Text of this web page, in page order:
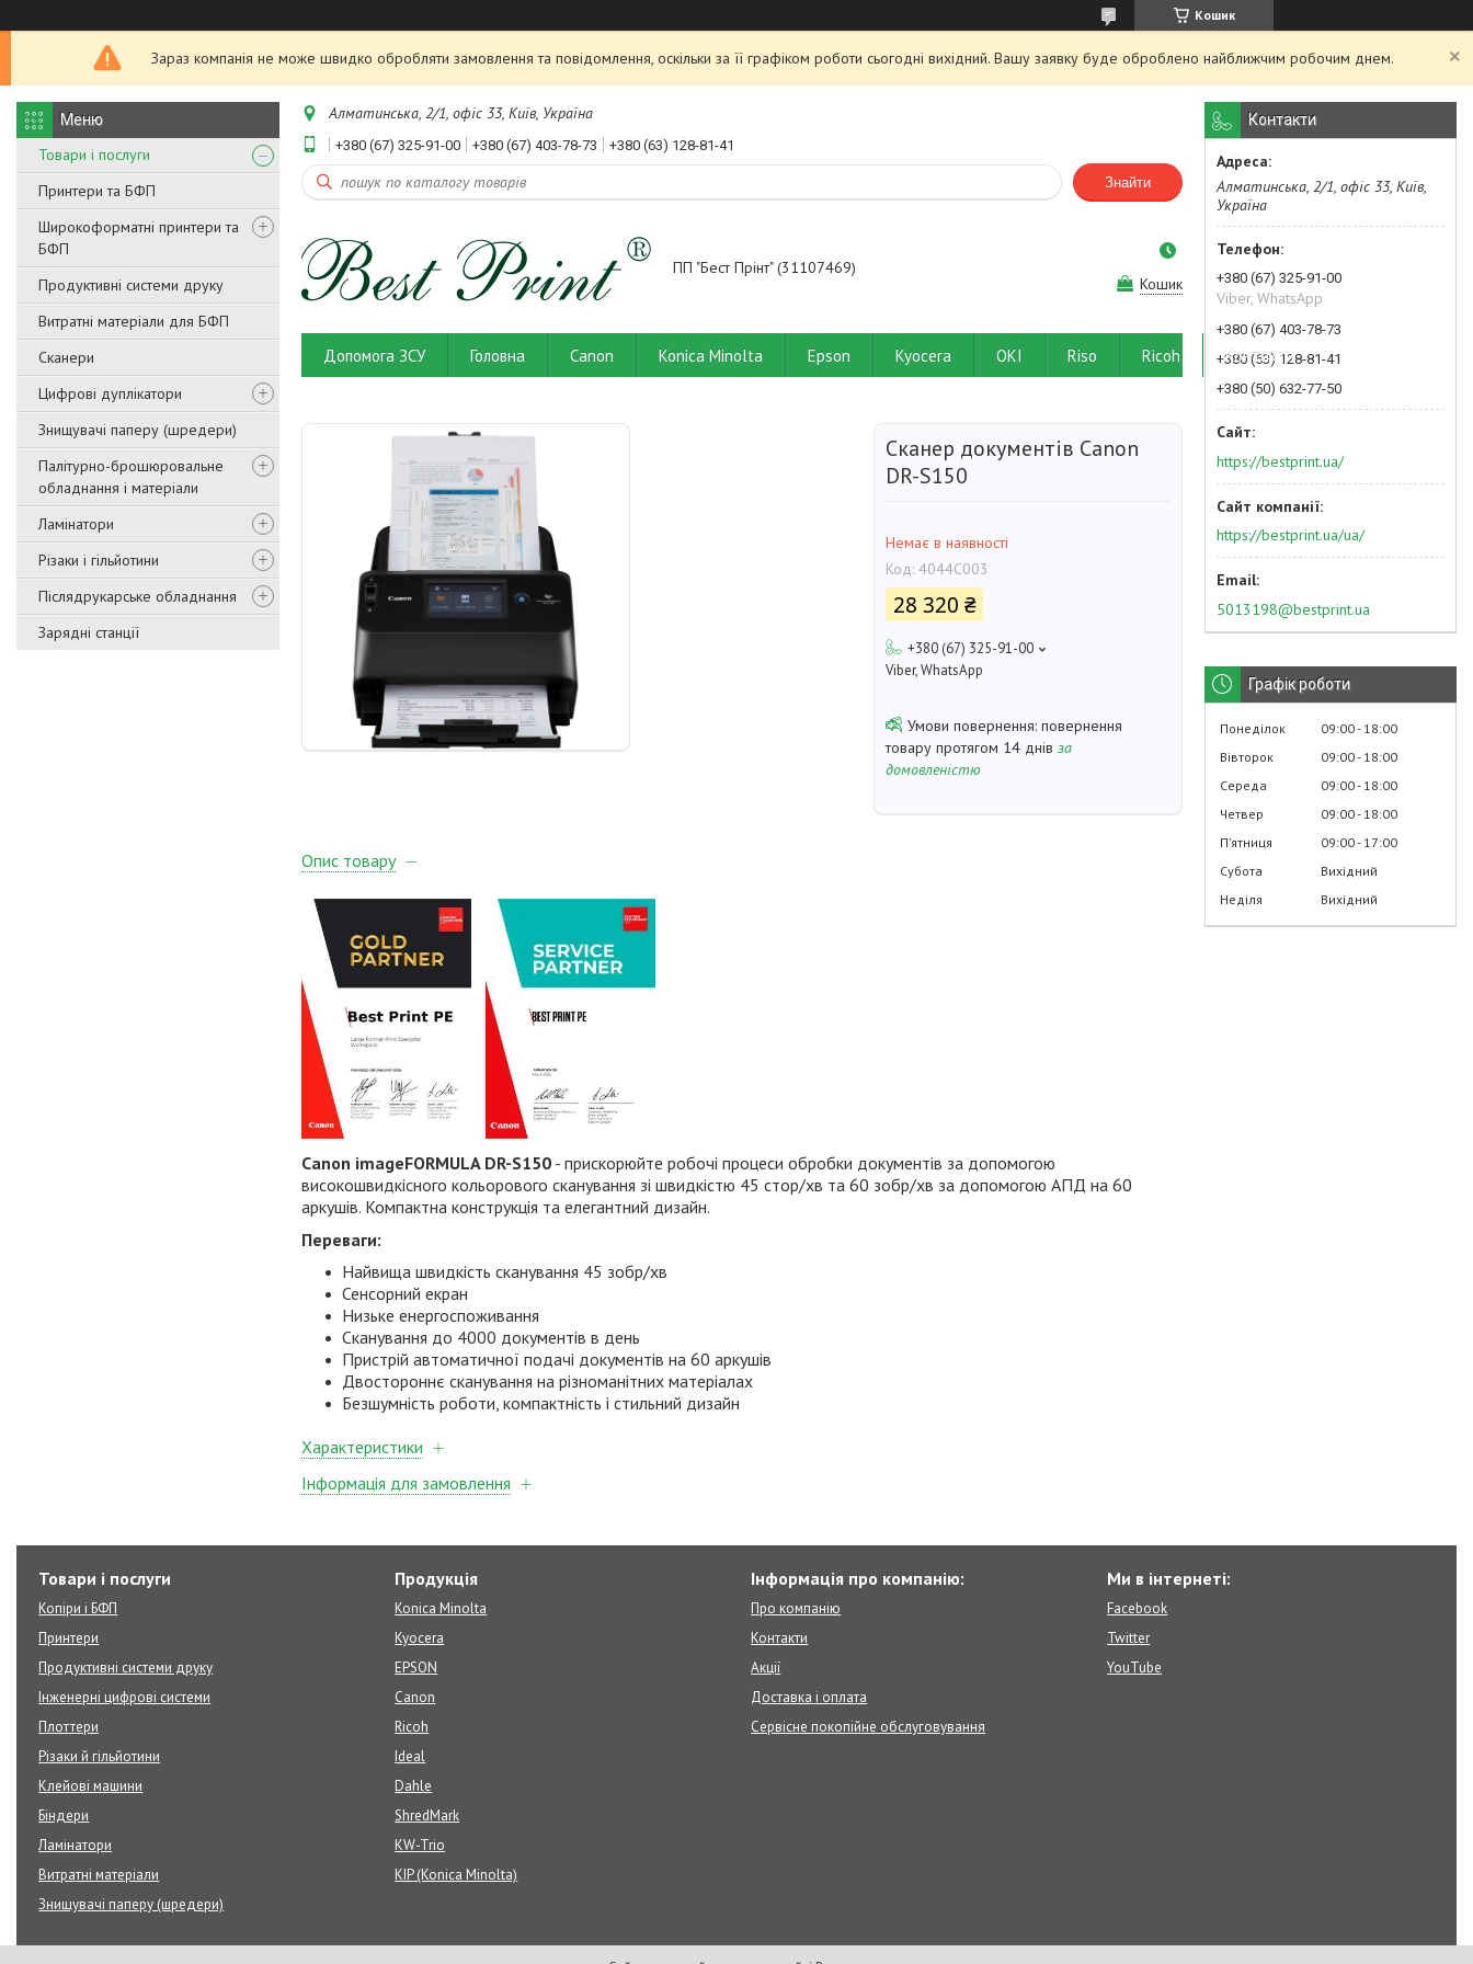
Кошик
Зараз компанія не може швидко обробляти замовлення та повідомлення, оскільки за її графіком роботи сьогодні вихідний. Вашу заявку буде оброблено найближчим робочим днем.
Товари і послуги
Принтери та БФП
Широкоформатні принтери та
БФП
Продуктивні системи друку
Витратні матеріали для БФП
Сканери
Цифрові дуплікатори
Знищувачі паперу (шредери)
Палітурно-брошюровальне
обладнання і матеріали
Ламінатори
Різаки і гільйотини
Післядрукарське обладнання
Зарядні станції
Алматинська, 2/1, офіс 33, Київ, Україна
+380 (67) 325-91-00 +380 (67) 403-78-73 +380 (63) 128-81-41
Знайти
ПП "Бест Прінт" (31107469)
Кошик
Допомога ЗСУ Головна Canon Konica Minolta Epson Kyocera OKI Riso Ricoh Контакти
Сканер документів Canon
DR-S150
Немає в наявності
Код: 4044C003
28 320 ₴
+380 (67) 325-91-00
Viber, WhatsApp
повернення
товару протягом 14 днів за
домовленістю
Опис товару
Canon imageFORMULA DR-S150 - прискорюйте робочі процеси обробки документів за допомогою
високошвидкісного кольорового сканування зі швидкістю 45 стор/хв та 60 зобр/хв за допомогою АПД на 60
аркушів. Компактна конструкція та елегантний дизайн.
Переваги:
Найвища швидкість сканування 45 зобр/хв
Сенсорний екран
Низьке енергоспоживання
Сканування до 4000 документів в день
Пристрій автоматичної подачі документів на 60 аркушів
Двостороннє сканування на різноманітних матеріалах
Безшумність роботи, компактність і стильний дизайн
Характеристики
Інформація для замовлення
Контакти
Алматинська, 2/1, офіс 33, Київ,
Україна
+380 (67) 325-91-00
Viber, WhatsApp
+380 (67) 403-78-73
+380 (63) 128-81-41
+380 (50) 632-77-50
https://bestprint.ua/
https://bestprint.ua/ua/
5013198@bestprint.ua
Графік роботи
Понеділок 09:00 18:00
Вівторок
09:00 18:00
Середа
09:00 18:00
Четвер
09:00 18:00
Пʼятниця
09:00 17:00
Субота
Вихідний
Неділя
Вихідний
Товари і послуги
Копіри і БФП
Принтери
Продуктивні системи друку
Інженерні цифрові системи
Плоттери
Різаки й гільйотини
Клейові машини
Біндери
Ламінатори
Витратні матеріали
Знищувачі паперу (шредери)
Продукція
Konica Minolta
Kyocera
EPSON
Canon
Ricoh
Ideal
Dahle
ShredMark
KW-Trio
KIP (Konica Minolta)
Інформація про компанію:
Про компанію
Контакти
Акції
Доставка і оплата
Сервісне покопійне обслуговування
Ми в інтернеті:
Facebook
Twitter
YouTube